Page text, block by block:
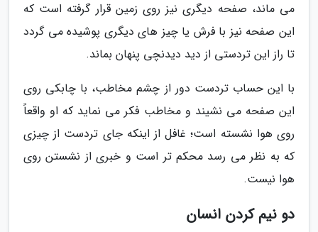
می ماند، صفحه دیگری نیز روی زمین قرار گرفته است که
این صفحه نیز با فرش یا چیز های دیگری پوشیده می گردد
تا راز این تردستی از دید دیدنچی پنهان بماند.
با این حساب تردست دور از چشم مخاطب، با چابکی روی
این صفحه می نشیند و مخاطب فکر می نماید که او واقعاً
روی هوا نشسته است؛ غافل از اینکه جای تردست از چیزی
که به نظر می رسد محکم تر است و خبری از نشستن روی
هوا نیست.
دو نیم کردن انسان